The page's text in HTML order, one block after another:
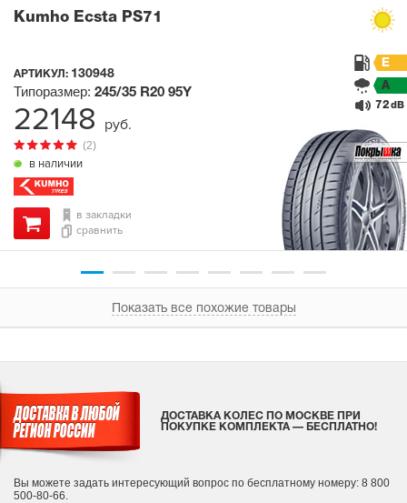
Kumho Ecsta PS71
АРТИКУЛ: 130948
в наличии
(2)
Типоразмер: 245/35 R20 95Y
E
A
72 dB
в закладки
сравнить
22148 руб.
Показать все похожие товары
ДОСТАВКА КОЛЕС ПО МОСКВЕ ПРИ
ПОКУПКЕ КОМПЛЕКТА — БЕСПЛАТНО!
Вы можете задать интересующий вопрос по бесплатному номеру: 8 800
500-80-66.